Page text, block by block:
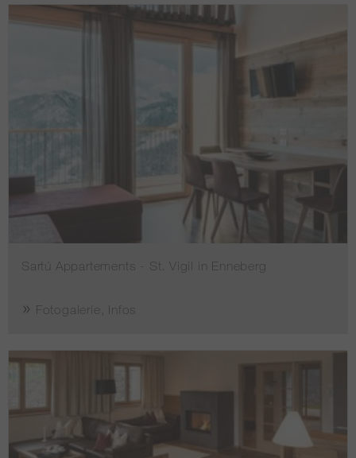
Sartú Appartements - St. Vigil in Enneberg
Fotogalerie, Infos